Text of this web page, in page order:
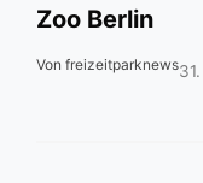
Zoo Berlin
Von freizeitparknews